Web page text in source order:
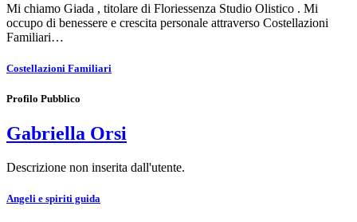
Mi chiamo Giada , titolare di Floriessenza Studio Olistico . Mi
occupo di benessere e crescita personale attraverso Costellazioni
Familiari…
Costellazioni Familiari
Profilo Pubblico
Gabriella Orsi
Descrizione non inserita dall'utente.
Angeli e spiriti guida